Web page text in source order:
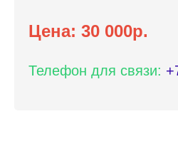
Цена: 30 000р.
Телефон для связи: